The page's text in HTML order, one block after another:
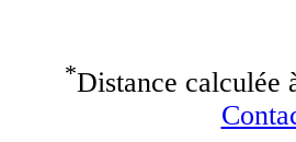
*Distance calculée